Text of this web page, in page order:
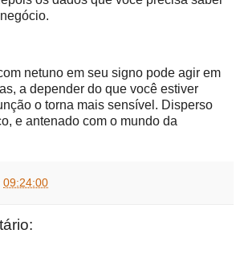
netuno em seu signo pode agir em
a depender do que você estiver
o torna mais sensível. Disperso
e antenado com o mundo da
09:24:00